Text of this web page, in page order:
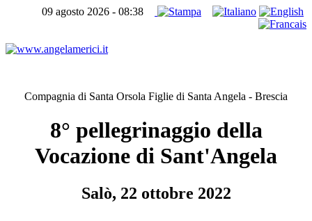
09 agosto 2026 - 08:38
Compagnia di Santa Orsola Figlie di Santa Angela - Brescia
8° pellegrinaggio della
Vocazione di Sant'Angela
Salò, 22 ottobre 2022